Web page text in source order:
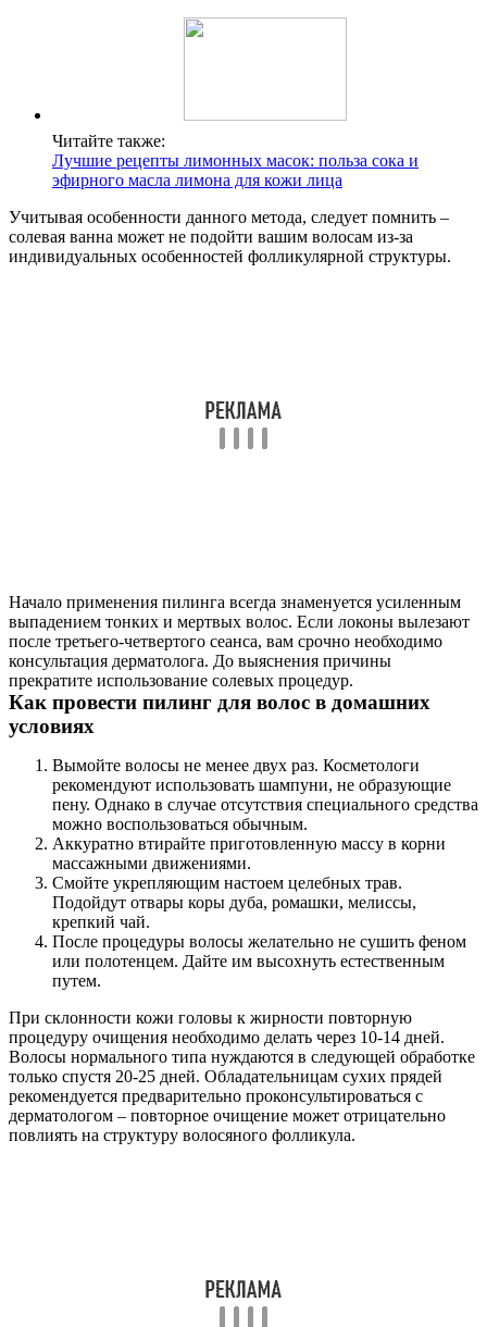
Читайте также:
Лучшие рецепты лимонных масок: польза сока и
эфирного масла лимона для кожи лица
Учитывая особенности данного метода, следует помнить –
солевая ванна может не подойти вашим волосам из-за
индивидуальных особенностей фолликулярной структуры.
Начало применения пилинга всегда знаменуется усиленным
выпадением тонких и мертвых волос. Если локоны вылезают
после третьего-четвертого сеанса, вам срочно необходимо
консультация дерматолога. До выяснения причины
прекратите использование солевых процедур.
Как провести пилинг для волос в домашних
условиях
Вымойте волосы не менее двух раз. Косметологи
рекомендуют использовать шампуни, не образующие
пену. Однако в случае отсутствия специального средства
можно воспользоваться обычным.
Аккуратно втирайте приготовленную массу в корни
массажными движениями.
Смойте укрепляющим настоем целебных трав.
Подойдут отвары коры дуба, ромашки, мелиссы,
крепкий чай.
После процедуры волосы желательно не сушить феном
или полотенцем. Дайте им высохнуть естественным
путем.
При склонности кожи головы к жирности повторную
процедуру очищения необходимо делать через 10-14 дней.
Волосы нормального типа нуждаются в следующей обработке
только спустя 20-25 дней. Обладательницам сухих прядей
рекомендуется предварительно проконсультироваться с
дерматологом – повторное очищение может отрицательно
повлиять на структуру волосяного фолликула.